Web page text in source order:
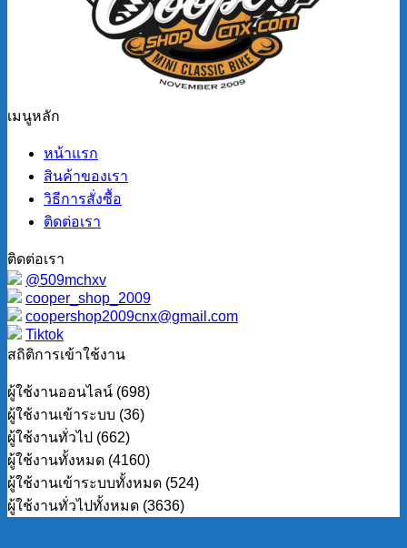
เมนูหลัก
หน้าแรก
สินค้าของเรา
วิธีการสั่งซื้อ
ติดต่อเรา
ติดต่อเรา
@509mchxv
cooper_shop_2009
coopershop2009cnx@gmail.com
Tiktok
สถิติการเข้าใช้งาน
ผู้ใช้งานออนไลน์ (698)
ผู้ใช้งานเข้าระบบ (36)
ผู้ใช้งานทั่วไป (662)
ผู้ใช้งานทั้งหมด (4160)
ผู้ใช้งานเข้าระบบทั้งหมด (524)
ผู้ใช้งานทั่วไปทั้งหมด (3636)